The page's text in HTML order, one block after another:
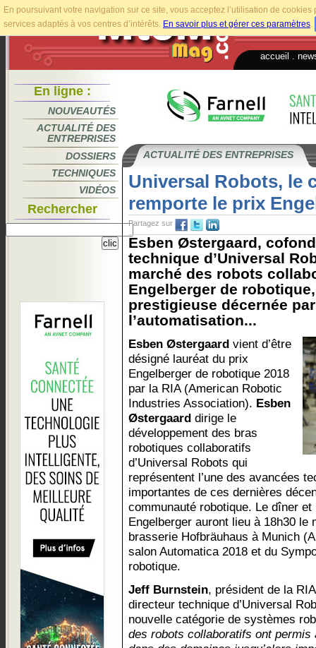
En poursuivant votre navigation sur ce site, vous acceptez l’utilisation de
services adaptés à vos centres d’intérêts. En savoir plus et gérer ces paramètres.
accueil
En ligne :
NOUVEAUTÉS
ACTUALITÉ DES
ENTREPRISES
DOSSIERS
TECHNIQUES
VIDÉOS
Rechercher
ACTUALITÉ DES ENTREPRISES
Universal Robots, le
remporte le prix
Partagez sur
Esben Østergaard,
technique d’Universal
marché des robots
Engelberger de
prestigieuse décernée
l’automatisation...
Esben Østergaard vient d’être
désigné lauréat du prix
Engelberger de robotique 2018
par la RIA (American Robotic
Industries Association). Esben
Østergaard dirige le
développement des bras
robotiques collaboratifs
d’Universal Robots qui
représentent l’une des avancées
importantes de ces dernières
communauté robotique. Le dîner
Engelberger auront lieu à 18h30 le
brasserie Hofbräuhaus à Munich
salon Automatica 2018 et du
robotique.
Jeff Burnstein, président de la
directeur technique d’Universal
nouvelle catégorie de systèmes
des robots collaboratifs ont